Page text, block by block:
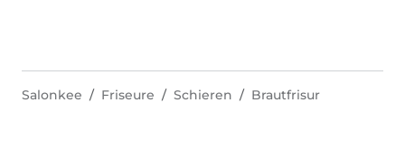
Salonkee Friseure Schieren Brautfrisur